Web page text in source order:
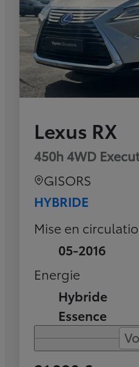
Lexus RX
450h 4WD
GISORS
HYBRIDE
Mise en
05-2016
Energie
Hybride
Essence